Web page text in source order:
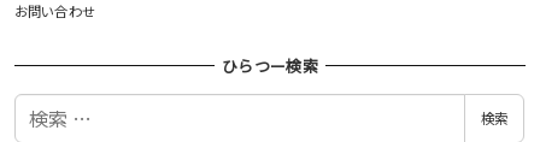
お問い合わせ
ひらつー検索
検
検索